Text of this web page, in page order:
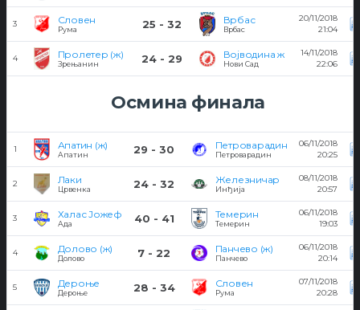
3 Словен
Рума 25 - 32 Врбас
Врбас
20/11/2018
21:04
4 Пролетер (ж)
Зрењанин 24 - 29 Војводина ж
Нови Сад
14/11/2018
22:06
Осмина финала
1 Апатин (ж)
Апатин 29 - 30 Петроварадин
Петроварадин
06/11/2018
20:25
2 Лаки
Црвенка 24 - 32 Железничар
Инђија
08/11/2018
20:57
3 Халас Јожеф
Ада 40 - 41 Темерин
Темерин
06/11/2018
19:03
4 Долово (ж)
Долово 7 - 22 Панчево (ж)
Панчево
06/11/2018
20:14
5 Дероње
Дероње 28 - 34 Словен
Рума
07/11/2018
20:28